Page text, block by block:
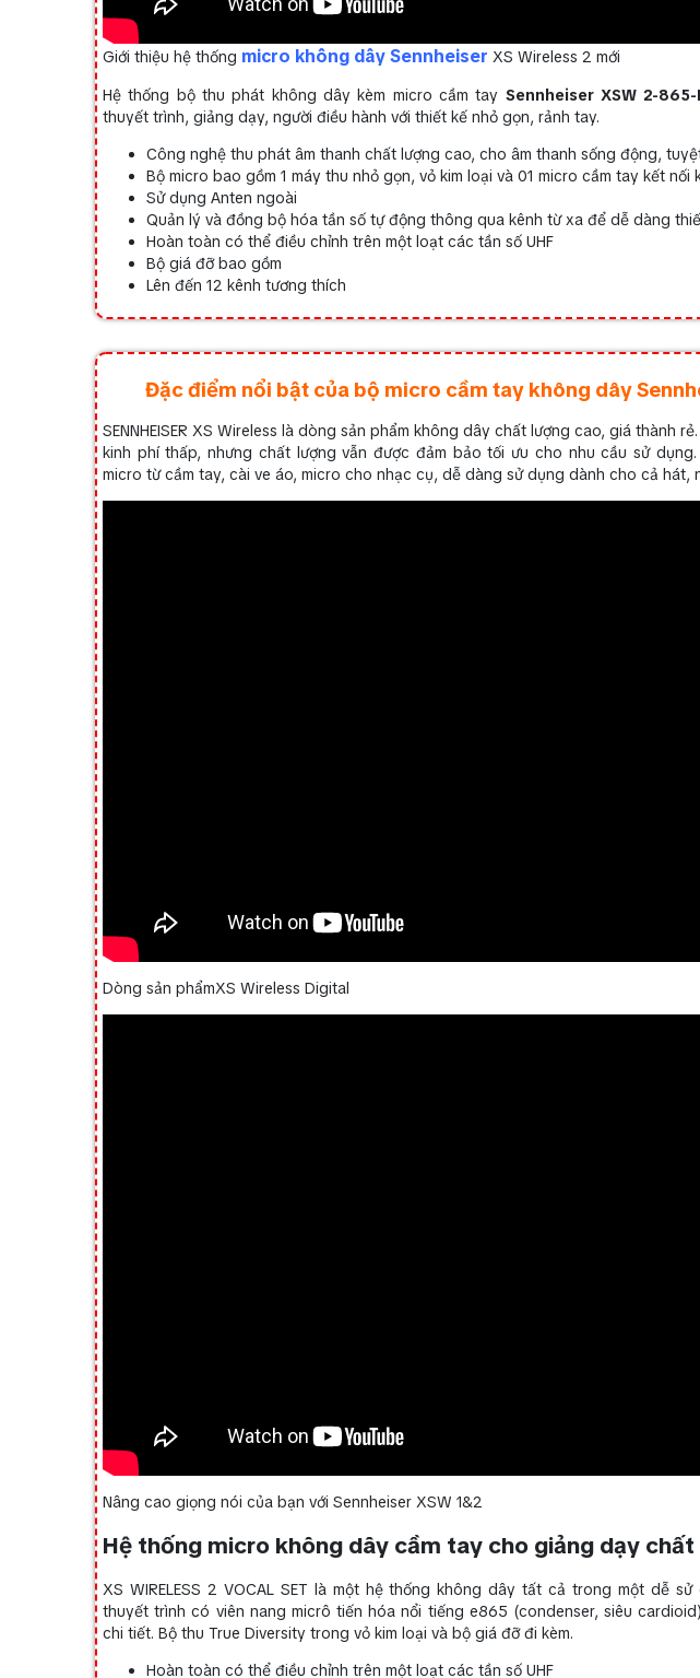
Giới thiệu hệ thống micro không dây Sennheiser XS Wireless 2 mới
Hệ thống bộ thu phát không dây kèm micro cầm tay Sennheiser XSW 2-865-
thuyết trình, giảng dạy, người điều hành với thiết kế nhỏ gọn, rảnh tay.
Công nghệ thu phát âm thanh chất lượng cao, cho âm thanh sống động,
Bộ micro bao gồm 1 máy thu nhỏ gọn, vỏ kim loại và 01 micro cầm tay kết nối
Sử dụng Anten ngoài
Quản lý và đồng bộ hóa tần số tự động thông qua kênh từ xa để dễ dàng
Hoàn toàn có thể điều chỉnh trên một loạt các tần số UHF
Bộ giá đỡ bao gồm
Lên đến 12 kênh tương thích
Đặc điểm nổi bật của bộ micro cầm tay không dây
SENNHEISER XS Wireless là dòng sản phẩm không dây chất lượng cao, giá thành
kinh phí thấp, nhưng chất lượng vẫn được đảm bảo tối ưu cho nhu cầu sử
micro từ cầm tay, cài ve áo, micro cho nhạc cụ, dễ dàng sử dụng dành cho cả hát,
Dòng sản phẩmXS Wireless Digital
Nâng cao giọng nói của bạn với Sennheiser XSW 1&2
Hệ thống micro không dây cầm tay cho giảng dạy
XS WIRELESS 2 VOCAL SET là một hệ thống không dây tất cả trong một dễ
thuyết trình có viên nang micrô tiến hóa nổi tiếng e865 (condenser, siêu
chi tiết. Bộ thu True Diversity trong vỏ kim loại và bộ giá đỡ đi kèm.
Hoàn toàn có thể điều chỉnh trên một loạt các tần số UHF